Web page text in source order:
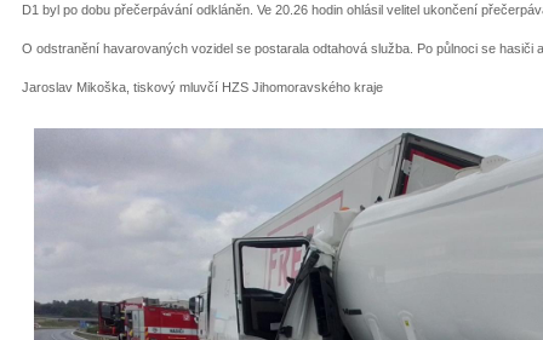
D1 byl po dobu přečerpávání odkláněn. Ve 20.26 hodin ohlásil velitel ukončení
O odstranění havarovaných vozidel se postarala odtahová služba. Po půlnoci se hasiči
Jaroslav Mikoška, tiskový mluvčí HZS Jihomoravského kraje